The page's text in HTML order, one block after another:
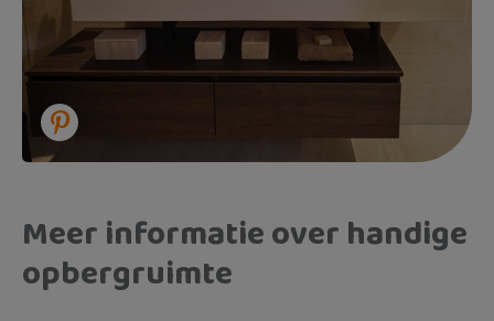
Meer informatie over handige
opbergruimte